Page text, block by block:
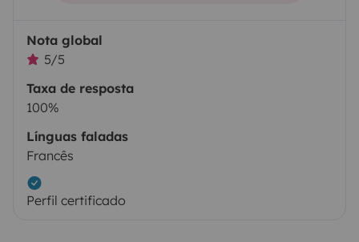
Nota global
5/5
Taxa de resposta
100%
Línguas faladas
Francês
Perfil certificado